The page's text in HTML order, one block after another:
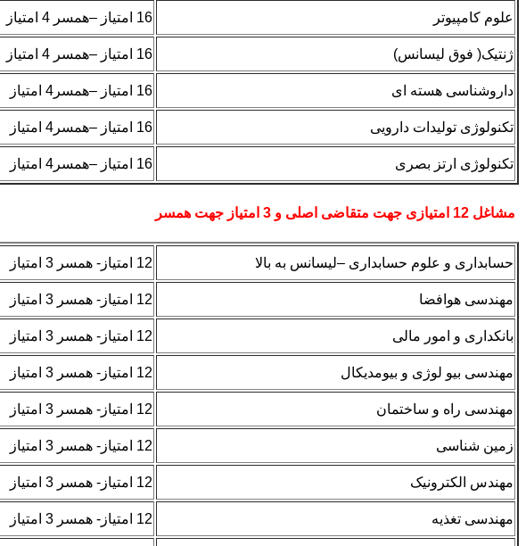
علوم کامپیوتر 16 امتیاز –همسر 4 امتیاز
ژنتیک( فوق لیسانس) 16 امتیاز –همسر 4 امتیاز
داروشناسی هسته ای 16 امتیاز –همسر4 امتیاز
تکنولوژی تولیدات دارویی 16 امتیاز –همسر4 امتیاز
تکنولوژی ارتز بصری 16 امتیاز –همسر4 امتیاز
مشاغل 12 امتیازی جهت متقاضی اصلی و 3 امتیاز جهت همسر
حسابداری و علوم حسابداری –لیسانس به بالا 12 امتیاز- همسر 3 امتیاز
مهندسی هوافضا 12 امتیاز- همسر 3 امتیاز
بانکداری و امور مالی 12 امتیاز- همسر 3 امتیاز
مهندسی بیو لوژی و بیومدیکال 12 امتیاز- همسر 3 امتیاز
مهندسی راه و ساختمان 12 امتیاز- همسر 3 امتیاز
زمین شناسی 12 امتیاز- همسر 3 امتیاز
مهندس الکترونیک 12 امتیاز- همسر 3 امتیاز
مهندسی تغذیه 12 امتیاز- همسر 3 امتیاز